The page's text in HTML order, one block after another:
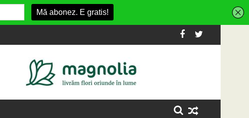
din Cluj-Napoca SportinCluj: Cine este fotbalistul cu două